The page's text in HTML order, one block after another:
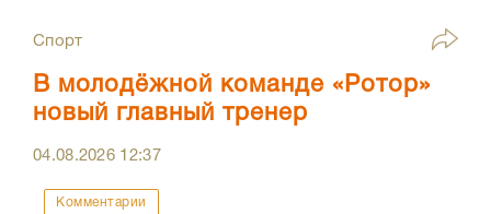
Спорт
В молодёжной команде «Ротор»
новый главный тренер
04.08.2026 12:37
Комментарии